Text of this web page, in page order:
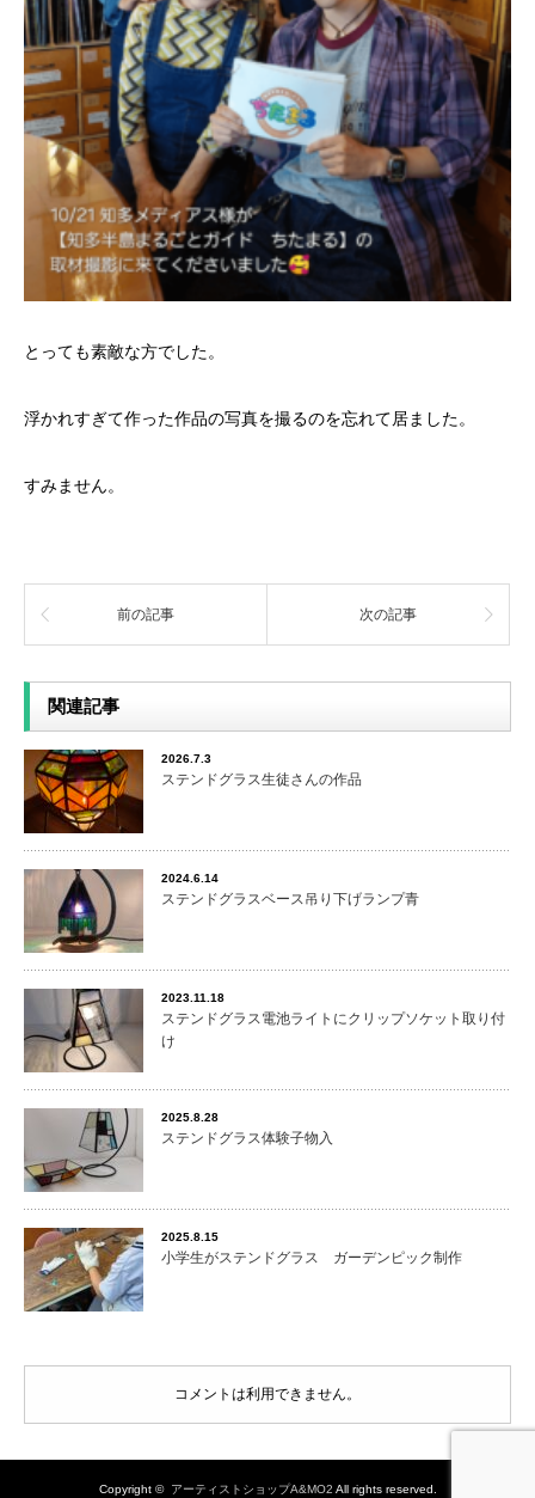
とっても素敵な方でした。
浮かれすぎて作った作品の写真を撮るのを忘れて居ました。
すみません。
前の記事 次の記事
関連記事
2026.7.3
ステンドグラス生徒さんの作品
2024.6.14
ステンドグラスベース吊り下げランプ青
2023.11.18
ステンドグラス電池ライトにクリップソケット取り付
け
2025.8.28
ステンドグラス体験子物入
2025.8.15
小学生がステンドグラス ガーデンピック制作
コメントは利用できません。
Copyright © アーティストショップA&MO2 All rights reserved.